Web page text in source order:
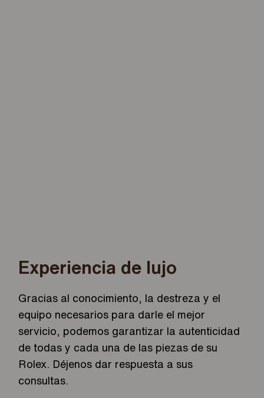
Experiencia de lujo
Gracias al conocimiento, la destreza y el
equipo necesarios para darle el mejor
servicio, podemos garantizar la autenticidad
de todas y cada una de las piezas de su
Rolex. Déjenos dar respuesta a sus
consultas.